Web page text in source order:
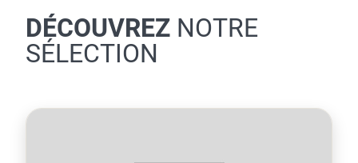
DÉCOUVREZ NOTRE
SÉLECTION